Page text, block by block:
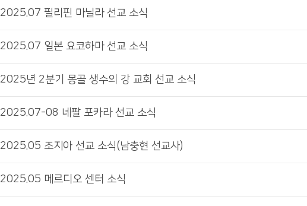
2025.07 필리핀 마닐라 선교 소식
2025.07 일본 요코하마 선교 소식
2025년 2분기 몽골 생수의 강 교회 선교 소식
2025.07-08 네팔 포카라 선교 소식
2025.05 조지아 선교 소식(남충현 선교사)
2025.05 메르디오 센터 소식